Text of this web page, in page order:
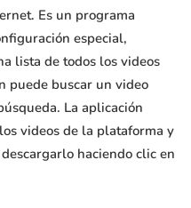
Es un programa
especial,
lista de todos los videos
puede buscar un video
La aplicación
videos de la plataforma y
haciendo clic en